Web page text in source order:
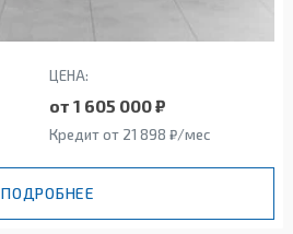
ЦЕНА:
от 1 605 000 ₽
Кредит от 21 898 ₽/мес
ПОДРОБНЕЕ